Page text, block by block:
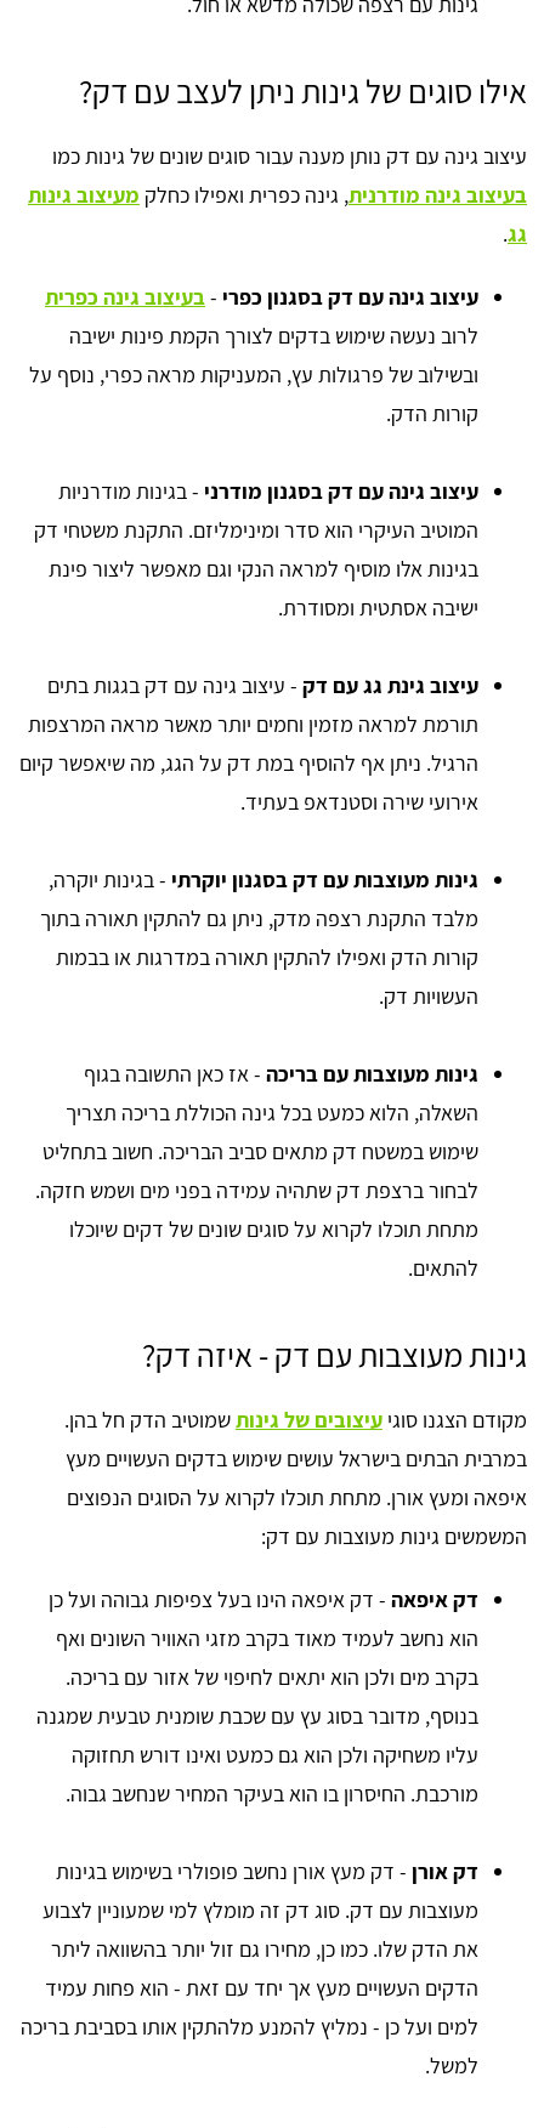
אילו סוגים של גינות ניתן לעצב עם דק?
עיצוב גינה עם דק נותן מענה עבור סוגים שונים של גינות כמו
בעיצוב גינה מודרנית, גינה כפרית ואפילו כחלק מעיצוב גינות
גג.
עיצוב גינה עם דק בסגנון כפרי -בעיצוב גינה כפרית
לרוב נעשה שימוש בדקים לצורך הקמת פינות ישיבה
ובשילוב של פרגולות עץ, המעניקות מראה כפרי, נוסף על
קורות הדק.
עיצוב גינה עם דק בסגנון מודרני - בגינות מודרניות
המוטיב העיקרי הוא סדר ומינימליזם. התקנת משטחי דק
בגינות אלו מוסיף למראה הנקי וגם מאפשר ליצור פינת
ישיבה אסתטית ומסודרת.
עיצוב גינת גג עם דק - עיצוב גינה עם דק בגגות בתים
תורמת למראה מזמין וחמים יותר מאשר מראה המרצפות
הרגיל. ניתן אף להוסיף במת דק על הגג, מה שיאפשר קיום
אירועי שירה וסטנדאפ בעתיד.
גינות מעוצבות עם דק בסגנון יוקרתי - בגינות יוקרה,
מלבד התקנת רצפה מדק, ניתן גם להתקין תאורה בתוך
קורות הדק ואפילו להתקין תאורה במדרגות או בבמות
העשויות דק.
גינות מעוצבות עם בריכה - אז כאן התשובה בגוף
השאלה, הלוא כמעט בכל גינה הכוללת בריכה תצריך
שימוש במשטח דק מתאים סביב הבריכה. חשוב בתחליט
לבחור ברצפת דק שתהיה עמידה בפני מים ושמש חזקה.
מתחת תוכלו לקרוא על סוגים שונים של דקים שיוכלו
להתאים.
גינות מעוצבות עם דק - איזה דק?
מקודם הצגנו סוגי עיצובים של גינותשמוטיב הדק חל בהן.
במרבית הבתים בישראל עושים שימוש בדקים העשויים מעץ
איפאה ומעץ אורן. מתחת תוכלו לקרוא על הסוגים הנפוצים
המשמשים גינות מעוצבות עם דק:
דק איפאה - דק איפאה הינו בעל צפיפות גבוהה ועל כן
הוא נחשב לעמיד מאוד בקרב מזגי האוויר השונים ואף
בקרב מים ולכן הוא יתאים לחיפוי של אזור עם בריכה.
בנוסף, מדובר בסוג עץ עם שכבת שומנית טבעית שמגנה
עליו משחיקה ולכן הוא גם כמעט ואינו דורש תחזוקה
מורכבת. החיסרון בו הוא בעיקר המחיר שנחשב גבוה.
דק אורן - דק מעץ אורן נחשב פופולרי בשימוש בגינות
מעוצבות עם דק. סוג דק זה מומלץ למי שמעוניין לצבוע
את הדק שלו. כמו כן, מחירו גם זול יותר בהשוואה ליתר
הדקים העשויים מעץ אך יחד עם זאת - הוא פחות עמיד
למים ועל כן - נמליץ להמנע מלהתקין אותו בסביבת בריכה
למשל.